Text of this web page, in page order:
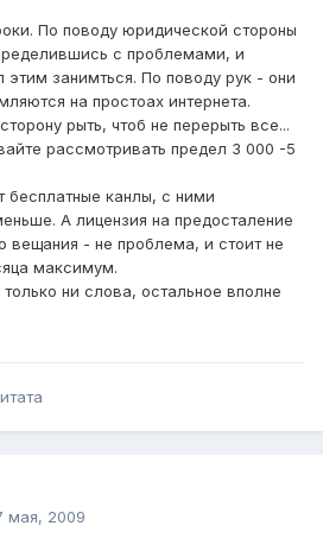
По поводу юридической стороны
с проблемами, и
этим занимться. По поводу рук - они
на простоах интернета.
рыть, чтоб не перерыть все...
рассмотривать предел 3 000 -5
бесплатные канлы, с ними
А лицензия на предосталение
вещания - не проблема, и стоит не
максимум.
ни слова, остальное вполне
мая, 2009